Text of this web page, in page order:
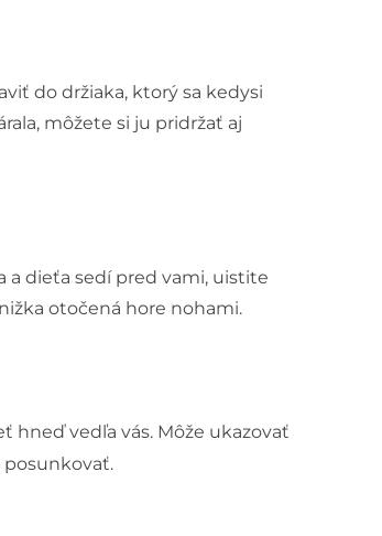
do držiaka, ktorý sa kedysi
môžete si ju pridržať aj
a dieťa sedí pred vami, uistite
otočená hore nohami.
hneď vedľa vás. Môže ukazovať
posunkovať.